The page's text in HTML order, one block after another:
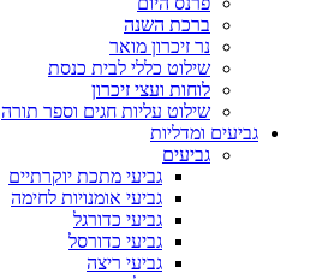
ברכת השנה
נר זיכרון מואר
שילוט כללי לבית כנסת
לוחות ועצי זיכרון
שילוט עליות חגים וספר תורה
גביעים ומדליות
גביעים
גביעי מתכת יוקרתיים
גביעי אומנויות לחימה
גביעי כדורגל
גביעי כדורסל
גביעי ריצה